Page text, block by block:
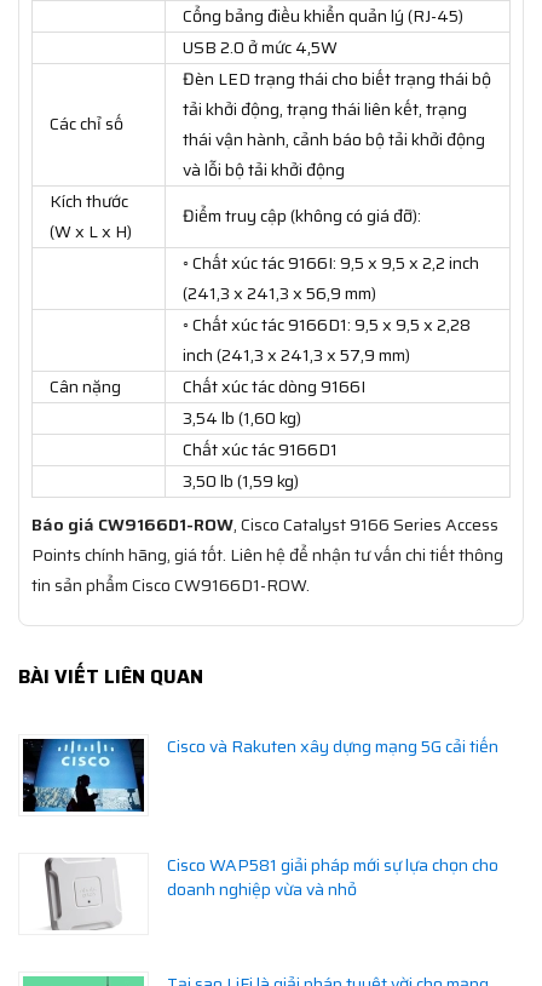
Cổng bảng điều khiển quản lý (RJ-45)
USB 2.0 ở mức 4,5W
Các chỉ số
Đèn LED trạng thái cho biết trạng thái bộ
tải khởi động, trạng thái liên kết, trạng
thái vận hành, cảnh báo bộ tải khởi động
và lỗi bộ tải khởi động
Kích thước
(W x L x H)
Điểm truy cập (không có giá đỡ):
◦ Chất xúc tác 9166I: 9,5 x 9,5 x 2,2 inch
(241,3 x 241,3 x 56,9 mm)
◦ Chất xúc tác 9166D1: 9,5 x 9,5 x 2,28
inch (241,3 x 241,3 x 57,9 mm)
Cân nặng
Chất xúc tác dòng 9166I
3,54 lb (1,60 kg)
Chất xúc tác 9166D1
3,50 lb (1,59 kg)
Báo giá CW9166D1-ROW, Cisco Catalyst 9166 Series Access
Points chính hãng, giá tốt. Liên hệ để nhận tư vấn chi tiết thông
tin sản phẩm Cisco CW9166D1-ROW.
BÀI VIẾT LIÊN QUAN
Cisco và Rakuten xây dựng mạng 5G cải tiến
Cisco WAP581 giải pháp mới sự lựa chọn cho
doanh nghiệp vừa và nhỏ